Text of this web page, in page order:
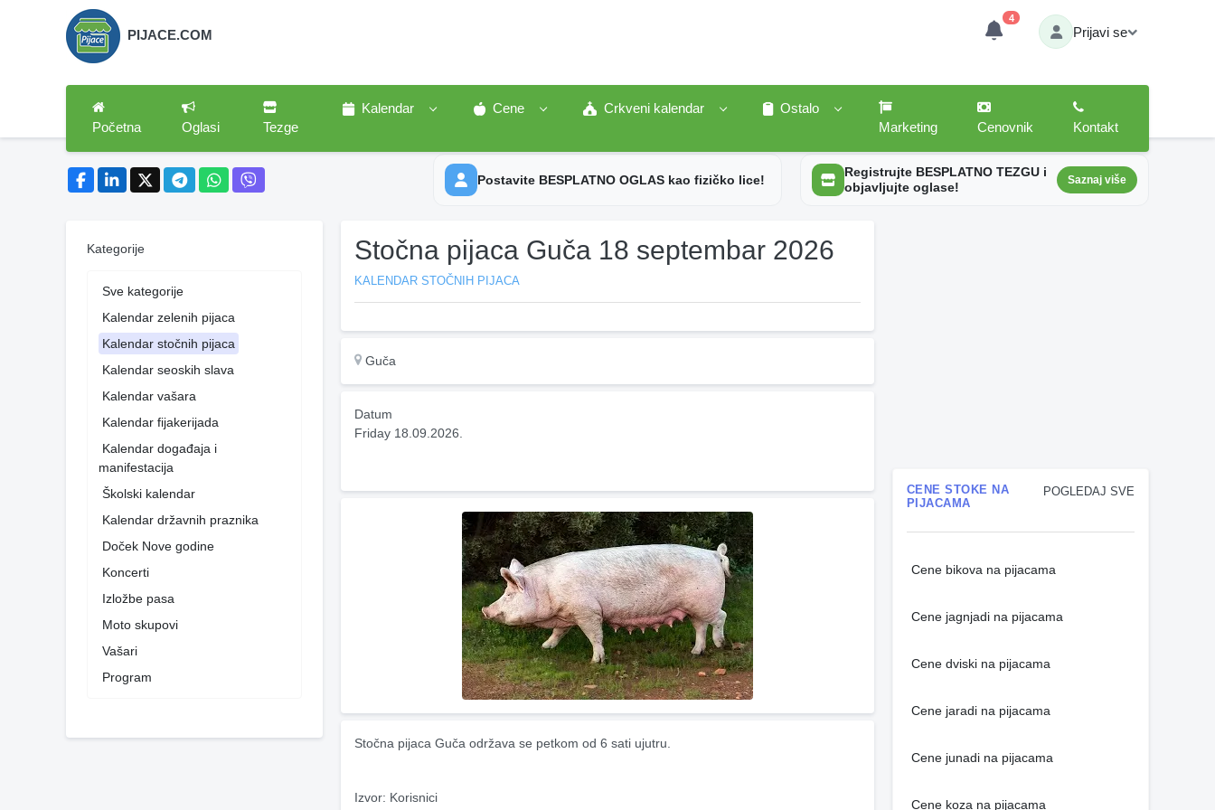
PIJACE.COM
4
Prijavi se
Početna Oglasi Tezge
Kalendar Cene Crkveni kalendar
Ostalo
Marketing
Cenovnik Kontakt
Postavite BESPLATNO OGLAS kao fizičko lice!
Registrujte BESPLATNO TEZGU i
objavljujte oglase!
Saznaj više
Kategorije
Sve kategorije
Kalendar zelenih pijaca
Kalendar stočnih pijaca
Kalendar seoskih slava
Kalendar vašara
Kalendar fijakerijada
Kalendar događaja i
manifestacija
Školski kalendar
Kalendar državnih praznika
Doček Nove godine
Koncerti
Izložbe pasa
Moto skupovi
Vašari
Program
Stočna pijaca Guča 18 septembar 2026
KALENDAR STOČNIH PIJACA
Guča
Datum
Friday 18.09.2026.
Stočna pijaca Guča održava se petkom od 6 sati ujutru.
Izvor: Korisnici
POGLEDAJ SVE
CENE STOKE NA
PIJACAMA
Cene bikova na pijacama
Cene jagnjadi na pijacama
Cene dviski na pijacama
Cene jaradi na pijacama
Cene junadi na pijacama
Cene koza na pijacama